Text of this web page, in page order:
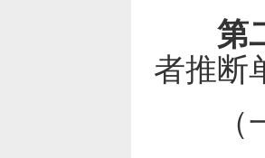
第
者推断
（一